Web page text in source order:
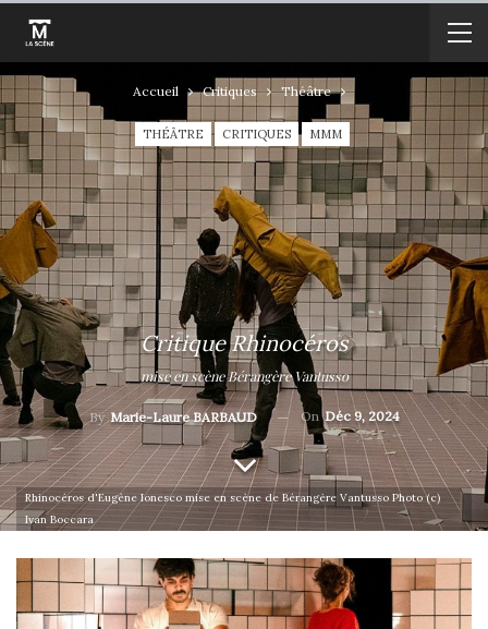
Accueil Critiques Théâtre
THÉÂTRE CRITIQUES MMM
Critique Rhinocéros
mise en scène Bérangère Vantusso
ByMarie-Laure BARBAUD OnDéc 9, 2024
Rhinocéros d'Eugène Ionesco mise en scène de Bérangère Vantusso Photo (c)
Ivan Boccara